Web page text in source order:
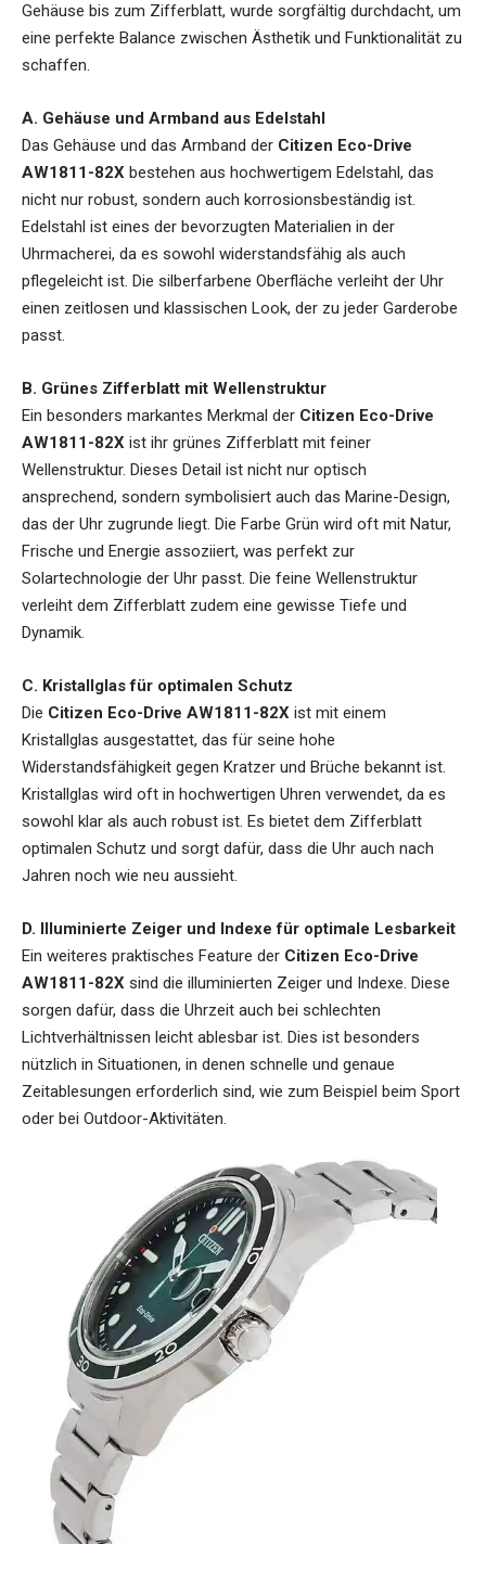
Gehäuse bis zum Zifferblatt, wurde sorgfältig durchdacht, um
eine perfekte Balance zwischen Ästhetik und Funktionalität zu
schaffen.
A. Gehäuse und Armband aus Edelstahl
Das Gehäuse und das Armband der Citizen Eco-Drive
AW1811-82X bestehen aus hochwertigem Edelstahl, das
nicht nur robust, sondern auch korrosionsbeständig ist.
Edelstahl ist eines der bevorzugten Materialien in der
Uhrmacherei, da es sowohl widerstandsfähig als auch
pflegeleicht ist. Die silberfarbene Oberfläche verleiht der Uhr
einen zeitlosen und klassischen Look, der zu jeder Garderobe
passt.
B. Grünes Zifferblatt mit Wellenstruktur
Ein besonders markantes Merkmal der Citizen Eco-Drive
AW1811-82X ist ihr grünes Zifferblatt mit feiner
Wellenstruktur. Dieses Detail ist nicht nur optisch
ansprechend, sondern symbolisiert auch das Marine-Design,
das der Uhr zugrunde liegt. Die Farbe Grün wird oft mit Natur,
Frische und Energie assoziiert, was perfekt zur
Solartechnologie der Uhr passt. Die feine Wellenstruktur
verleiht dem Zifferblatt zudem eine gewisse Tiefe und
Dynamik.
C. Kristallglas für optimalen Schutz
Die Citizen Eco-Drive AW1811-82X ist mit einem
Kristallglas ausgestattet, das für seine hohe
Widerstandsfähigkeit gegen Kratzer und Brüche bekannt ist.
Kristallglas wird oft in hochwertigen Uhren verwendet, da es
sowohl klar als auch robust ist. Es bietet dem Zifferblatt
optimalen Schutz und sorgt dafür, dass die Uhr auch nach
Jahren noch wie neu aussieht.
D. Illuminierte Zeiger und Indexe für optimale Lesbarkeit
Ein weiteres praktisches Feature der Citizen Eco-Drive
AW1811-82X sind die illuminierten Zeiger und Indexe. Diese
sorgen dafür, dass die Uhrzeit auch bei schlechten
Lichtverhältnissen leicht ablesbar ist. Dies ist besonders
nützlich in Situationen, in denen schnelle und genaue
Zeitablesungen erforderlich sind, wie zum Beispiel beim Sport
oder bei Outdoor-Aktivitäten.